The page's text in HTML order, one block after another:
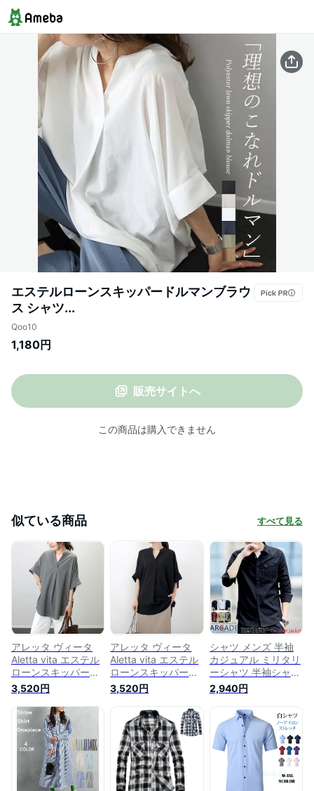
エステルローンスキッパードルマンブラウ
ス シャツ...
Qoo10
1,180円
販売サイトへ
この商品は購入できません
似ている商品 すべて見る
アレッタ ヴィータ
Aletta vita エステル
ローンスキッパード
ルマンブラウス （チ
ャコール）
3,520円
アレッタ ヴィータ
Aletta vita エステル
ローンスキッパード
ルマンブラウス （ブ
ラック）
3,520円
シャツ メンズ 半袖
カジュアル ミリタリ
ーシャツ 半袖シャツ
長袖シャツ オックス
フォードシャツ 春
細身 タイト オック
スフォードシャツ ウ
エスタンシャツ カジ
ュアルシャツ
2,940円